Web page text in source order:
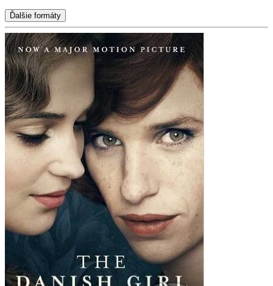
Ďalšie formáty